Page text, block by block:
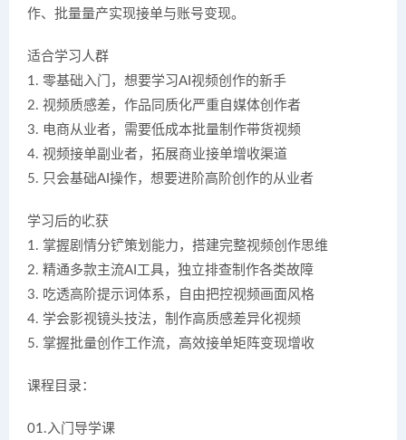
作、批量量产实现接单与账号变现。
适合学习人群
1. 零基础入门，想要学习AI视频创作的新手
2. 视频质感差，作品同质化严重自媒体创作者
3. 电商从业者，需要低成本批量制作带货视频
4. 视频接单副业者，拓展商业接单增收渠道
5. 只会基础AI操作，想要进阶高阶创作的从业者
学习后的收获
1. 掌握剧情分镜策划能力，搭建完整视频创作思维
2. 精通多款主流AI工具，独立排查制作各类故障
3. 吃透高阶提示词体系，自由把控视频画面风格
4. 学会影视镜头技法，制作高质感差异化视频
5. 掌握批量创作工作流，高效接单矩阵变现增收
课程目录：
01.入门导学课